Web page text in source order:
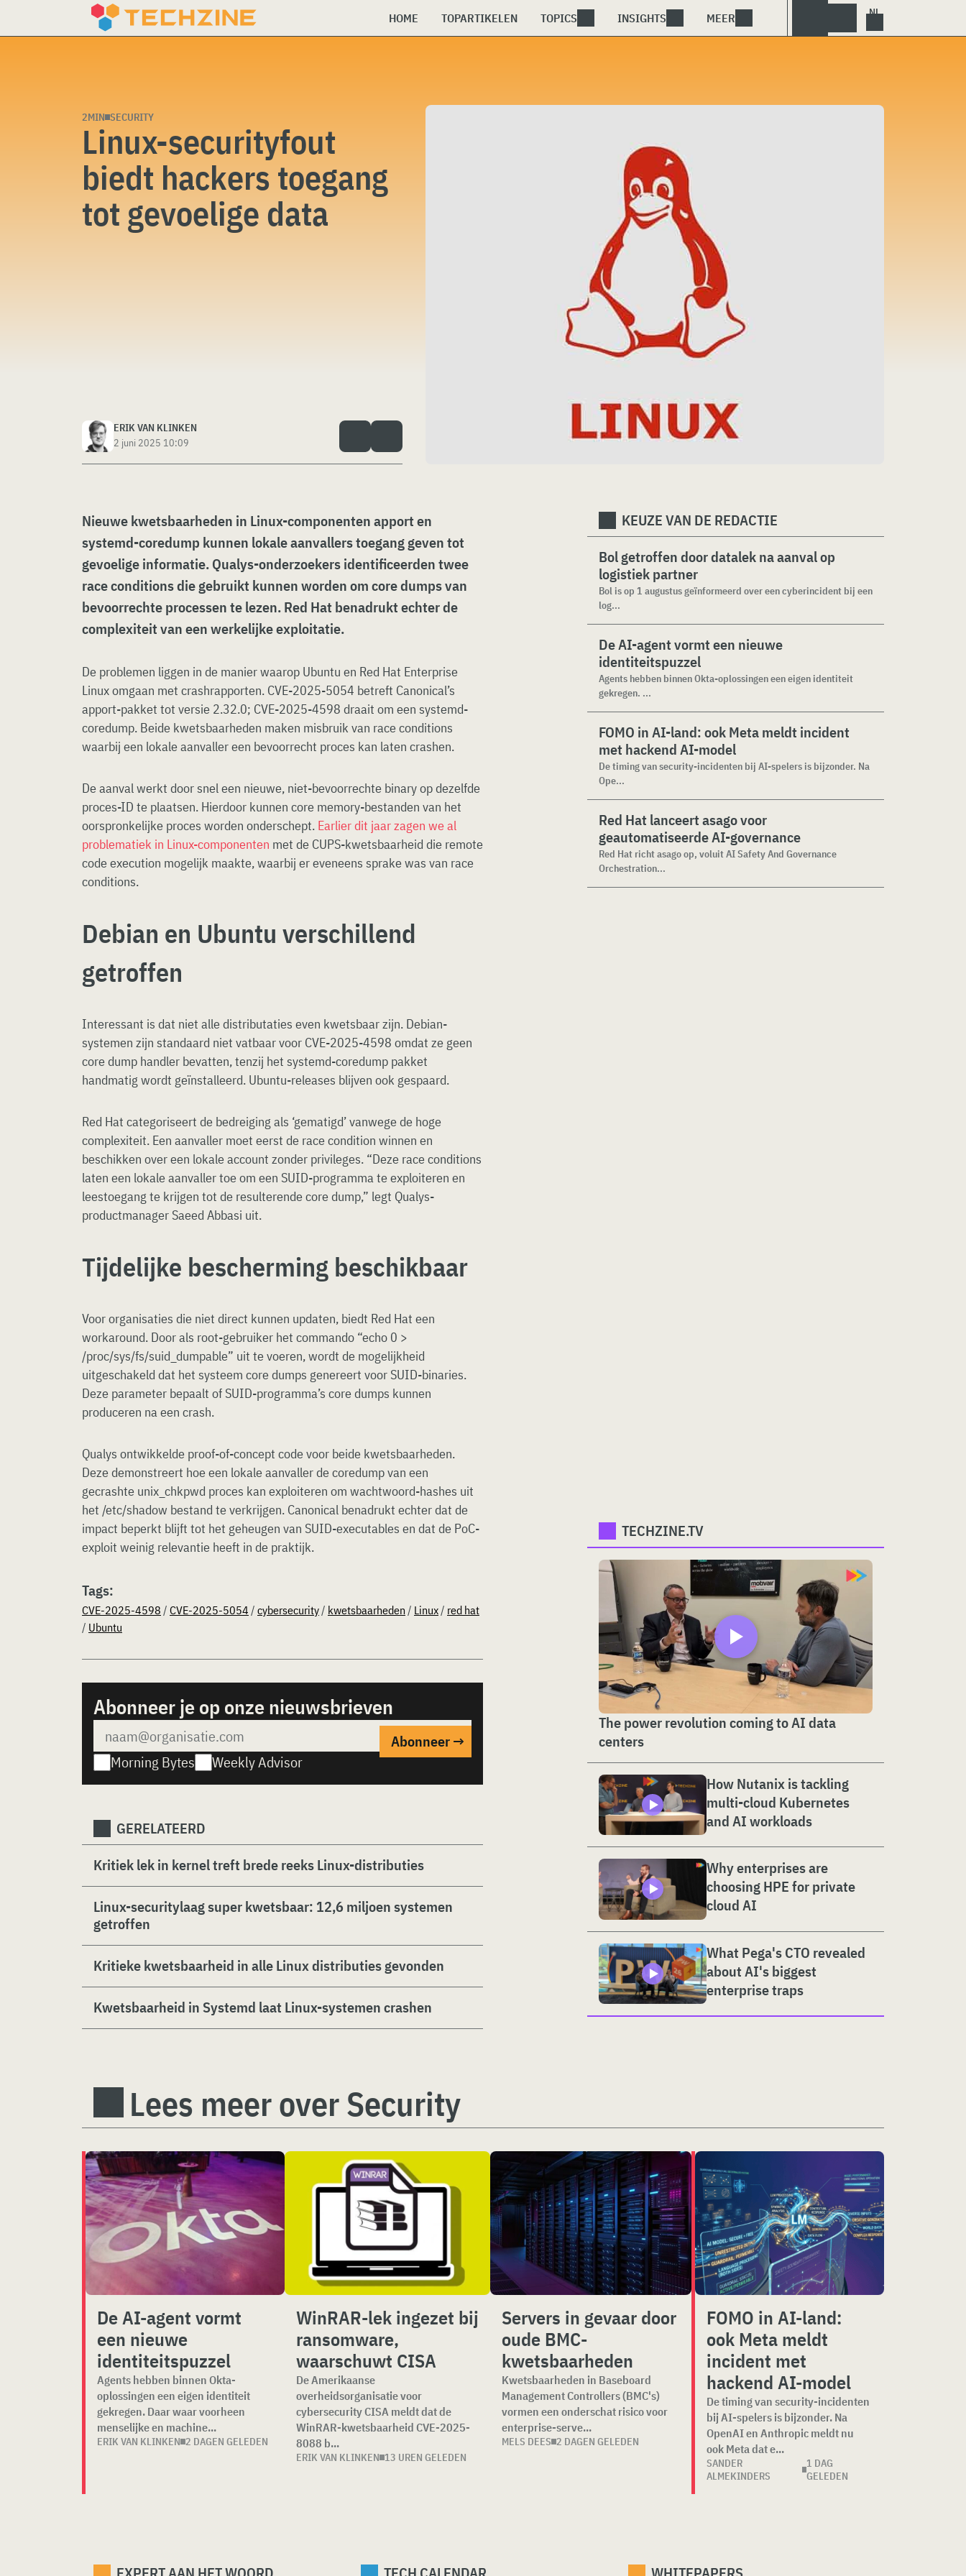
HOME TOPARTIKELEN TOPICS INSIGHTS MEER
2MIN SECURITY
Linux-securityfout
biedt hackers toegang
tot gevoelige data
ERIK VAN KLINKEN
2 juni 2025 10:09
Nieuwe kwetsbaarheden in Linux-componenten apport en
systemd-coredump kunnen lokale aanvallers toegang geven tot
gevoelige informatie. Qualys-onderzoekers identificeerden twee
race conditions die gebruikt kunnen worden om core dumps van
bevoorrechte processen te lezen. Red Hat benadrukt echter de
complexiteit van een werkelijke exploitatie.
De problemen liggen in de manier waarop Ubuntu en Red Hat Enterprise
Linux omgaan met crashrapporten. CVE-2025-5054 betreft Canonical’s
apport-pakket tot versie 2.32.0; CVE-2025-4598 draait om een systemd-
coredump. Beide kwetsbaarheden maken misbruik van race conditions
waarbij een lokale aanvaller een bevoorrecht proces kan laten crashen.
De aanval werkt door snel een nieuwe, niet-bevoorrechte binary op dezelfde
proces-ID te plaatsen. Hierdoor kunnen core memory-bestanden van het
oorspronkelijke proces worden onderschept. Earlier dit jaar zagen we al
problematiek in Linux-componenten met de CUPS-kwetsbaarheid die remote
code execution mogelijk maakte, waarbij er eveneens sprake was van race
conditions.
Debian en Ubuntu verschillend
getroffen
Interessant is dat niet alle distributaties even kwetsbaar zijn. Debian-
systemen zijn standaard niet vatbaar voor CVE-2025-4598 omdat ze geen
core dump handler bevatten, tenzij het systemd-coredump pakket
handmatig wordt geïnstalleerd. Ubuntu-releases blijven ook gespaard.
Red Hat categoriseert de bedreiging als ‘gematigd’ vanwege de hoge
complexiteit. Een aanvaller moet eerst de race condition winnen en
beschikken over een lokale account zonder privileges. “Deze race conditions
laten een lokale aanvaller toe om een SUID-programma te exploiteren en
leestoegang te krijgen tot de resulterende core dump,” legt Qualys-
productmanager Saeed Abbasi uit.
Tijdelijke bescherming beschikbaar
Voor organisaties die niet direct kunnen updaten, biedt Red Hat een
workaround. Door als root-gebruiker het commando “echo 0 >
/proc/sys/fs/suid_dumpable” uit te voeren, wordt de mogelijkheid
uitgeschakeld dat het systeem core dumps genereert voor SUID-binaries.
Deze parameter bepaalt of SUID-programma’s core dumps kunnen
produceren na een crash.
Qualys ontwikkelde proof-of-concept code voor beide kwetsbaarheden.
Deze demonstreert hoe een lokale aanvaller de coredump van een
gecrashte unix_chkpwd proces kan exploiteren om wachtwoord-hashes uit
het /etc/shadow bestand te verkrijgen. Canonical benadrukt echter dat de
impact beperkt blijft tot het geheugen van SUID-executables en dat de PoC-
exploit weinig relevantie heeft in de praktijk.
Tags:
CVE-2025-4598 / CVE-2025-5054 / cybersecurity/ kwetsbaarheden / Linux/ red hat
/ Ubuntu
Abonneer je op onze nieuwsbrieven
Morning Bytes Weekly Advisor
GERELATEERD
Kritiek lek in kernel treft brede reeks Linux-distributies
Linux-securitylaag super kwetsbaar: 12,6 miljoen systemen
getroffen
Kritieke kwetsbaarheid in alle Linux distributies gevonden
Kwetsbaarheid in Systemd laat Linux-systemen crashen
KEUZE VAN DE REDACTIE
Bol getroffen door datalek na aanval op
logistiek partner
Bol is op 1 augustus geïnformeerd over een cyberincident bij een
log...
De AI-agent vormt een nieuwe
identiteitspuzzel
Agents hebben binnen Okta-oplossingen een eigen identiteit
gekregen. ...
FOMO in AI-land: ook Meta meldt incident
met hackend AI-model
De timing van security-incidenten bij AI-spelers is bijzonder. Na
Ope...
Red Hat lanceert asago voor
geautomatiseerde AI-governance
Red Hat richt asago op, voluit AI Safety And Governance
Orchestration...
TECHZINE.TV
The power revolution coming to AI data
centers
How Nutanix is tackling
multi-cloud Kubernetes
and AI workloads
Why enterprises are
choosing HPE for private
cloud AI
What Pega's CTO revealed
about AI's biggest
enterprise traps
Lees meer over Security
De AI-agent vormt
een nieuwe
identiteitspuzzel
Agents hebben binnen Okta-
oplossingen een eigen identiteit
gekregen. Daar waar voorheen
menselijke en machine...
ERIK VAN KLINKEN 2 DAGEN GELEDEN
WinRAR-lek ingezet bij
ransomware,
waarschuwt CISA
De Amerikaanse
overheidsorganisatie voor
cybersecurity CISA meldt dat de
WinRAR-kwetsbaarheid CVE-2025-
8088 b...
ERIK VAN KLINKEN 13 UREN GELEDEN
Servers in gevaar door
oude BMC-
kwetsbaarheden
Kwetsbaarheden in Baseboard
Management Controllers (BMC's)
vormen een onderschat risico voor
enterprise-serve...
MELS DEES 2 DAGEN GELEDEN
FOMO in AI-land:
ook Meta meldt
incident met
hackend AI-model
De timing van security-incidenten
bij AI-spelers is bijzonder. Na
OpenAI en Anthropic meldt nu
ook Meta dat e...
SANDER
ALMEKINDERS
1 DAG
GELEDEN